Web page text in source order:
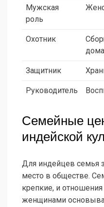
Мужская
роль
Охотник
Защитник
Руководитель
Семейные
индейской
Для индейцев семья
место в обществе.
крепкие, и
женщинами